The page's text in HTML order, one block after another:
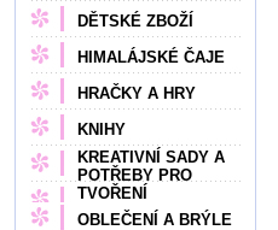
DĚTSKÉ ZBOŽÍ
HIMALÁJSKÉ ČAJE
HRAČKY A HRY
KNIHY
KREATIVNÍ SADY A
POTŘEBY PRO
TVOŘENÍ
OBLEČENÍ A BRÝLE